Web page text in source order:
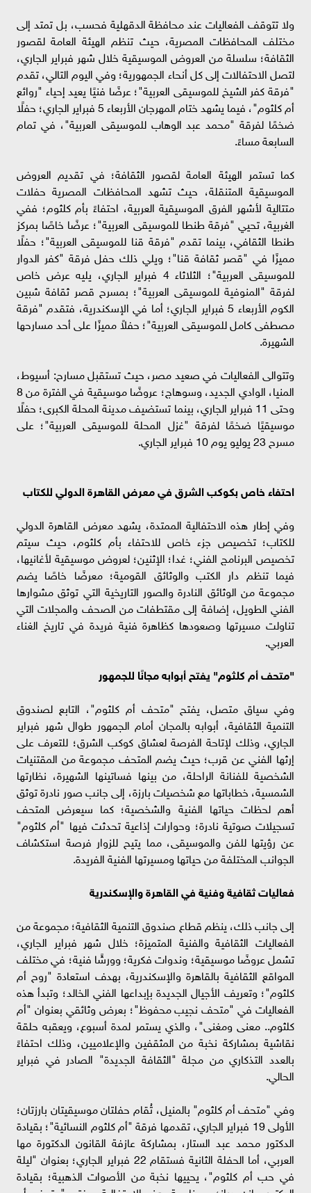
ولا تتوقف الفعاليات عند محافظة الدقهلية فحسب، بل تمتد إلى
مختلف المحافظات المصرية، حيث تنظم الهيئة العامة لقصور
الثقافة؛ سلسلة من العروض الموسيقية خلال شهر فبراير الجاري،
لتصل الاحتفالات إلى كل أنحاء الجمهورية؛ وفي اليوم التالي، تقدم
"فرقة كفر الشيخ للموسيقى العربية"؛ عرضًا فنيًا يعيد إحياء "روائع
أم كلثوم"، فيما يشهد ختام المهرجان الأربعاء 5 فبراير الجاري؛ حفلًا
ضخمًا لفرقة "محمد عبد الوهاب للموسيقى العربية"، في تمام
السابعة مساءً.
كما تستمر الهيئة العامة لقصور الثقافة؛ في تقديم العروض
الموسيقية المتنقلة، حيث تشهد المحافظات المصرية حفلات
متتالية لأشهر الفرق الموسيقية العربية، احتفاءً بأم كلثوم؛ ففي
الغربية، تحيي "فرقة طنطا للموسيقى العربية"؛ عرضًا خاصًا بمركز
طنطا الثقافي، بينما تقدم "فرقة قنا للموسيقى العربية"؛ حفلًا
مميزًا في "قصر ثقافة قنا"؛ ويلي ذلك حفل فرقة "كفر الدوار
للموسيقى العربية"؛ الثلاثاء 4 فبراير الجاري، يليه عرض خاص
لفرقة "المنوفية للموسيقى العربية"؛ بمسرح قصر ثقافة شبين
الكوم الأربعاء 5 فبراير الجاري؛ أما في الإسكندرية، فتقدم "فرقة
مصطفى كامل للموسيقى العربية"؛ حفلاً مميزًا على أحد مسارحها
الشهيرة.
وتتوالى الفعاليات في صعيد مصر، حيث تستقبل مسارح: أسيوط،
المنيا، الوادي الجديد، وسوهاج؛ عروضًا موسيقية في الفترة من 8
وحتى 11 فبراير الجاري، بينما تستضيف مدينة المحلة الكبرى؛ حفلًا
موسيقيًا ضخمًا لفرقة "غزل المحلة للموسيقى العربية"؛ على
مسرح 23 يوليو يوم 10 فبراير الجاري.
احتفاء خاص بكوكب الشرق في معرض القاهرة الدولي للكتاب
وفي إطار هذه الاحتفالية الممتدة، يشهد معرض القاهرة الدولي
للكتاب؛ تخصيص جزء خاص للاحتفاء بأم كلثوم، حيث سيتم
تخصيص البرنامج الفني؛ غدا؛ الإثنين؛ لعروض موسيقية لأغانيها،
فيما تنظم دار الكتب والوثائق القومية؛ معرضًا خاصًا يضم
مجموعة من الوثائق النادرة والصور التاريخية التي توثق مشوارها
الفني الطويل، إضافة إلى مقتطفات من الصحف والمجلات التي
تناولت مسيرتها وصعودها كظاهرة فنية فريدة في تاريخ الغناء
العربي.
"متحف أم كلثوم" يفتح أبوابه مجانًا للجمهور
وفي سياق متصل، يفتح "متحف أم كلثوم"، التابع لصندوق
التنمية الثقافية، أبوابه بالمجان أمام الجمهور طوال شهر فبراير
الجاري، وذلك لإتاحة الفرصة لعشاق كوكب الشرق؛ للتعرف على
إرثها الفني عن قرب؛ حيث يضم المتحف مجموعة من المقتنيات
الشخصية للفنانة الراحلة، من بينها فساتينها الشهيرة، نظارتها
الشمسية، خطاباتها مع شخصيات بارزة، إلى جانب صور نادرة توثق
أهم لحظات حياتها الفنية والشخصية؛ كما سيعرض المتحف
تسجيلات صوتية نادرة؛ وحوارات إذاعية تحدثت فيها "أم كلثوم"
عن رؤيتها للفن والموسيقى، مما يتيح للزوار فرصة استكشاف
الجوانب المختلفة من حياتها ومسيرتها الفنية الفريدة.
فعاليات ثقافية وفنية في القاهرة والإسكندرية
إلى جانب ذلك، ينظم قطاع صندوق التنمية الثقافية؛ مجموعة من
الفعاليات الثقافية والفنية المتميزة؛ خلال شهر فبراير الجاري،
تشمل عروضًا موسيقية؛ وندوات فكرية؛ وورشًا فنية؛ في مختلف
المواقع الثقافية بالقاهرة والإسكندرية، بهدف استعادة "روح أم
كلثوم"؛ وتعريف الأجيال الجديدة بإبداعها الفني الخالد؛ وتبدأ هذه
الفعاليات في "متحف نجيب محفوظ"؛ بعرض وثائقي بعنوان "أم
كلثوم.. معنى ومغنى"، والذي يستمر لمدة أسبوع، ويعقبه حلقة
نقاشية بمشاركة نخبة من المثقفين والإعلاميين، وذلك احتفاءً
بالعدد التذكاري من مجلة "الثقافة الجديدة" الصادر في فبراير
الحالي.
وفي "متحف أم كلثوم" بالمنيل، تُقام حفلتان موسيقيتان بارزتان؛
الأولى 19 فبراير الجاري، تقدمها فرقة "أم كلثوم النسائية"؛ بقيادة
الدكتور محمد عبد الستار، بمشاركة عازفة القانون الدكتورة مها
العربي، أما الحفلة الثانية فستقام 22 فبراير الجاري؛ بعنوان "ليلة
في حب أم كلثوم"، يحييها نخبة من الأصوات الذهبية؛ بقيادة